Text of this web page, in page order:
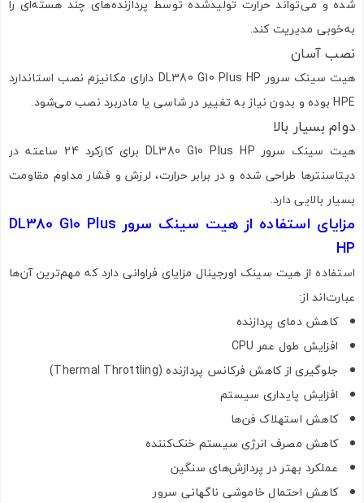
شده و می‌تواند حرارت تولیدشده توسط پردازنده‌های چند هسته‌ای را
به‌خوبی مدیریت کند.
نصب آسان
هیت سینک سرور DL380 G10 Plus HP دارای مکانیزم نصب استاندارد
HPE بوده و بدون نیاز به تغییر در شاسی یا مادربرد نصب می‌شود.
دوام بسیار بالا
هیت سینک سرور DL380 G10 Plus HP برای کارکرد 24 ساعته در
دیتاسنترها طراحی شده و در برابر حرارت، لرزش و فشار مداوم مقاومت
بسیار بالایی دارد.
مزایای استفاده از هیت سینک سرور DL380 G10 Plus
HP
استفاده از هیت سینک اورجینال مزایای فراوانی دارد که مهم‌ترین آن‌ها
عبارت‌اند از:
کاهش دمای پردازنده
افزایش طول عمر CPU
جلوگیری از کاهش فرکانس پردازنده (Thermal Throttling)
افزایش پایداری سیستم
کاهش استهلاک فن‌ها
کاهش مصرف انرژی سیستم خنک‌کننده
عملکرد بهتر در پردازش‌های سنگین
کاهش احتمال خاموشی ناگهانی سرور